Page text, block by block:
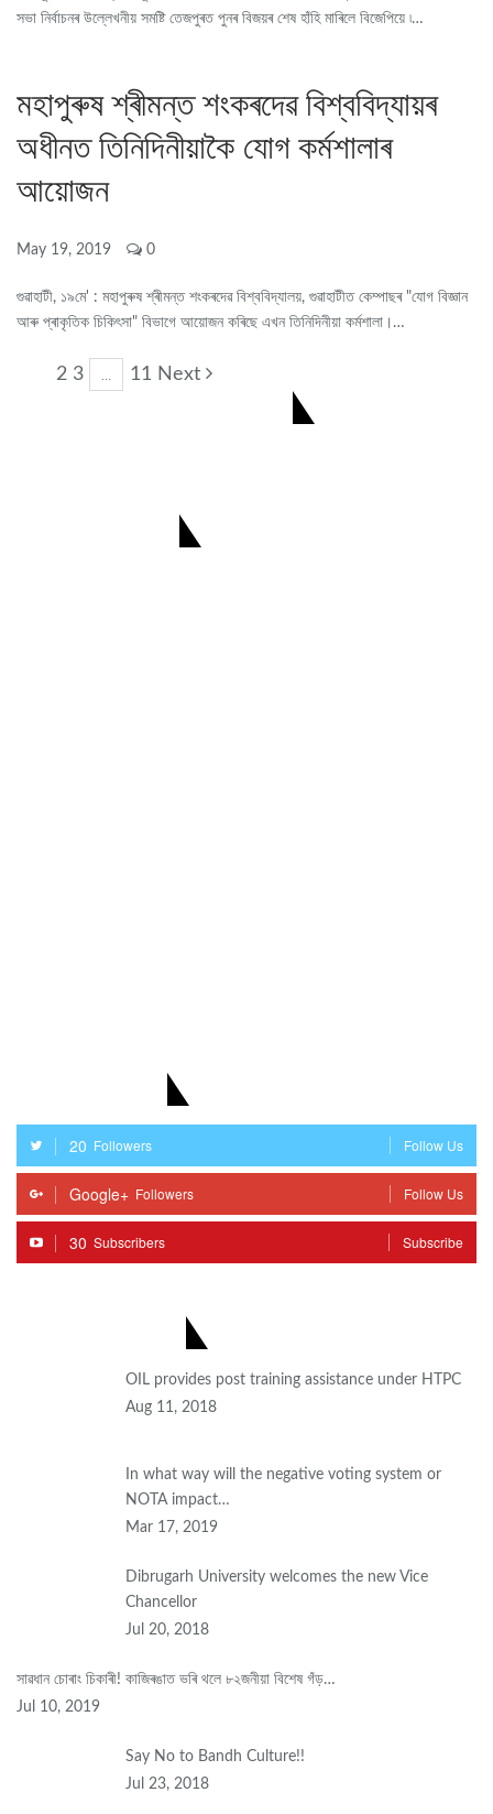
সভা নিৰ্বাচনৰ উল্লেখনীয় সমষ্টি তেজপুৰত পুনৰ বিজয়ৰ শেষ হাঁহি মাৰিলে বিজেপিয়ে ৷…
মহাপুৰুষ শ্ৰীমন্ত শংকৰদেৱ বিশ্ববিদ্যায়ৰ
অধীনত তিনিদিনীয়াকৈ যোগ কৰ্মশালাৰ
আয়োজন
May 19, 2019 0
গুৱাহাটী, ১৯মে' : মহাপুৰুষ শ্ৰীমন্ত শংকৰদেৱ বিশ্ববিদ্যালয়, গুৱাহাটীত কেম্পাছৰ "যোগ বিজ্ঞান
আৰু প্ৰাকৃতিক চিকিৎসা" বিভাগে আয়োজন কৰিছে এখন তিনিদিনীয়া কৰ্মশালা।…
2 3 11 Next
20 Followers Follow Us
Google+ Followers Follow Us
30 Subscribers Subscribe
OIL provides post training assistance under HTPC
Aug 11, 2018
In what way will the negative voting system or
NOTA impact…
Mar 17, 2019
Dibrugarh University welcomes the new Vice
Chancellor
Jul 20, 2018
সাৱধান চোৰাং চিকাৰী! কাজিৰঙাত ভৰি থলে ৮২জনীয়া বিশেষ গঁড়…
Jul 10, 2019
Say No to Bandh Culture!!
Jul 23, 2018